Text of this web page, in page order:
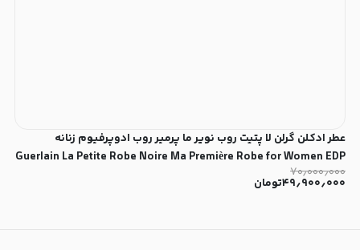
عطر ادکلن گرلن لا پتیت روب نویر ما پرمیر روب ادوپرفیوم زنانه
Guerlain La Petite Robe Noire Ma Première Robe for Women EDP
۷۰٫۰۰۰٫۰۰۰
۴۹٫۹۰۰٫۰۰۰تومان